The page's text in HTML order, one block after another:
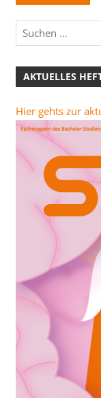
AKTUELLES
Hier gehts zur